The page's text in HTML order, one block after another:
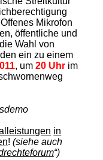
Mikrofon
öffentliche und
Wahl von
ein zu einem
, um 20 Uhrim
in
!(siehe auch
“)